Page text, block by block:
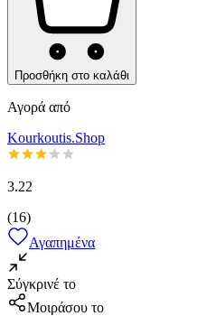
Προσθήκη στο καλάθι
Αγορά από
Kourkoutis.Shop
3.22
(16)
Αγαπημένα
Σύγκρινέ το
Μοιράσου το